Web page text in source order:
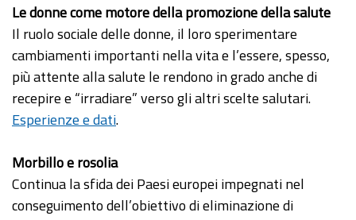
Le donne come motore della promozione della salute
Il ruolo sociale delle donne, il loro sperimentare
cambiamenti importanti nella vita e l’essere, spesso,
più attente alla salute le rendono in grado anche di
recepire e “irradiare” verso gli altri scelte salutari.
Esperienze e dati.
Morbillo e rosolia
Continua la sfida dei Paesi europei impegnati nel
conseguimento dell’obiettivo di eliminazione di